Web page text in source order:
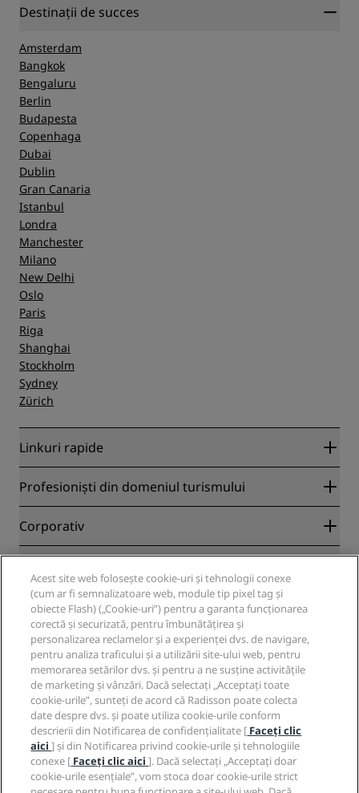
Destinații de succes
Amsterdam
Bangkok
Bengaluru
Berlin
Budapesta
Copenhaga
Dubai
Dublin
Gran Canaria
Istanbul
Londra
Manchester
Milano
New Delhi
Oslo
Paris
Riga
Shanghai
Stockholm
Sydney
Zürich
Linkuri rapide
Radisson Rewards
Blog
Destinații
Hoteluri noi și viitoare
Aplicația Radisson Hotels
Hoteluri cu programul Sports Approved
Hoteluri adecvate pentru familii
Sănătate și siguranță
Profesioniști din domeniul turismului
Parteneri
Corporativ
Media
Cariere RHG
Cariere PPHE
Cariere EHL
The Club by RHG
Dezvoltarea afacerilor
Afaceri responsabile
Achiziție
Centrul de confidențialitate
Aviz juridic
Termene și condiții Radisson Rewards
Acordul privind utilizarea site-ului
Accesibilitate digitală
Declarație privind sclavia modernă
Asistență
Alerte pentru consumatori
Contact
Întrebări frecvente
Hartă site
Rețele de socializare
Mărci Radisson Hotels
Acest site web folosește cookie-uri și tehnologii conexe
(cum ar fi semnalizatoare web, module tip pixel tag și
obiecte Flash) („Cookie-uri”) pentru a garanta funcționarea
corectă și securizată, pentru îmbunătățirea și
personalizarea reclamelor și a experienței dvs. de navigare,
pentru analiza traficului și a utilizării site-ului web, pentru
memorarea setărilor dvs. și pentru a ne susține activitățile
de marketing și vânzări. Dacă selectați „Acceptați toate
cookie-urile”, sunteți de acord că Radisson poate colecta
date despre dvs. și poate utiliza cookie-urile conform
descrierii din Notificarea de confidențialitate [ Faceți clic
aici] și din Notificarea privind cookie-urile și tehnologiile
conexe [ Faceți clic aici]. Dacă selectați „Acceptați doar
cookie-urile esențiale”, vom stoca doar cookie-urile strict